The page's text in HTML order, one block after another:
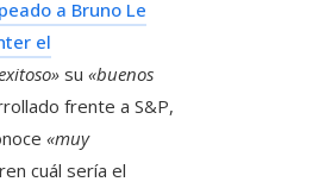
a Bruno Le
el
su «buenos
frente a S&P,
«muy
cuál sería el